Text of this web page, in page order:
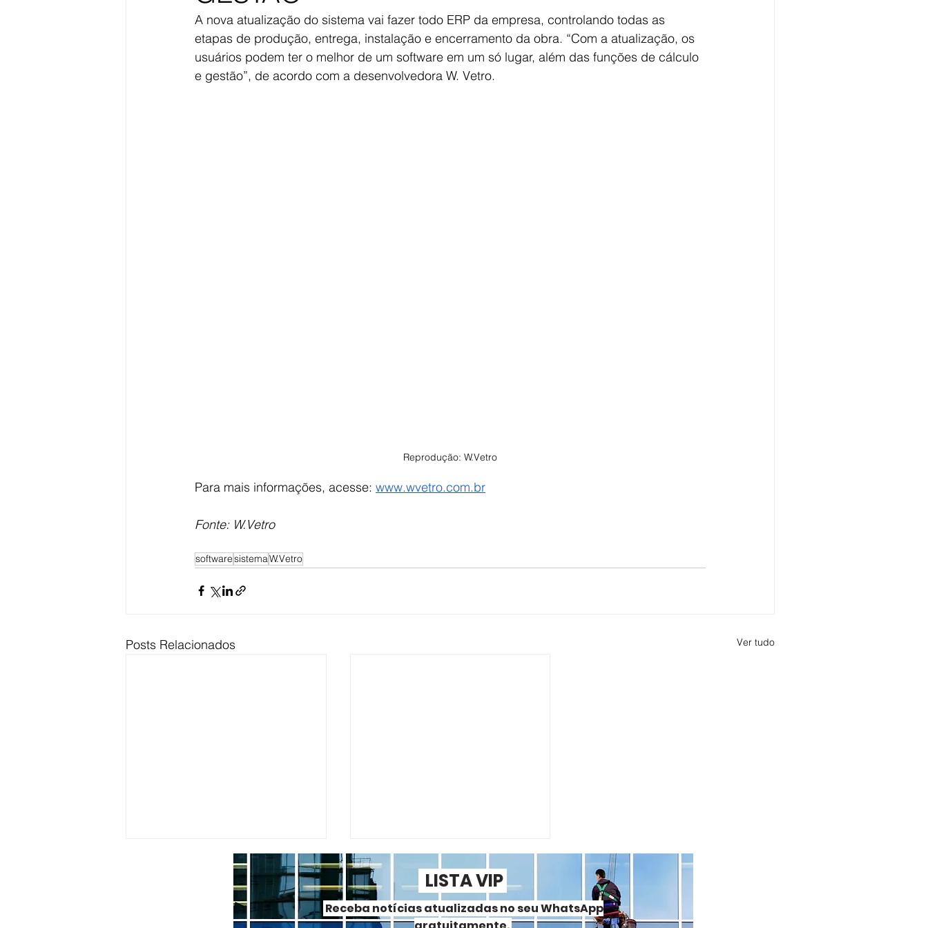
A nova atualização do sistema vai fazer todo ERP da empresa, controlando todas as
etapas de produção, entrega, instalação e encerramento da obra. “Com a atualização, os
usuários podem ter o melhor de um software em um só lugar, além das funções de cálculo
e gestão”, de acordo com a desenvolvedora W. Vetro.
Reprodução: W.Vetro
Para mais informações, acesse: www.wvetro.com.br
Fonte: W.Vetro
softwaresistemaW.Vetro
Posts Relacionados Ver tudo
LISTA VIP
Receba notícias atualizadas no seu WhatsApp